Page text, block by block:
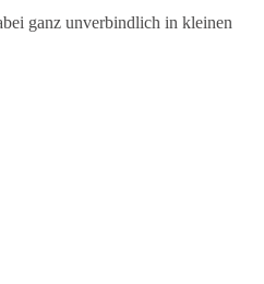
ganz unverbindlich in kleinen